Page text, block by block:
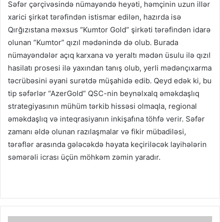
Səfər çərçivəsində nümayəndə heyəti, həmçinin uzun illər
xarici şirkət tərəfindən istismar edilən, hazırda isə
Qırğızıstana məxsus “Kumtor Gold” şirkəti tərəfindən idarə
olunan “Kumtor” qızıl mədənində də olub. Burada
nümayəndələr açıq karxana və yeraltı mədən üsulu ilə qızıl
hasilatı prosesi ilə yaxından tanış olub, yerli mədənçıxarma
təcrübəsini əyani surətdə müşahidə edib. Qeyd edək ki, bu
tip səfərlər “AzerGold” QSC-nin beynəlxalq əməkdaşlıq
strategiyasının mühüm tərkib hissəsi olmaqla, regional
əməkdaşlıq və inteqrasiyanın inkişafına töhfə verir. Səfər
zamanı əldə olunan razılaşmalar və fikir mübadiləsi,
tərəflər arasında gələcəkdə həyata keçiriləcək layihələrin
səmərəli icrası üçün möhkəm zəmin yaradır.